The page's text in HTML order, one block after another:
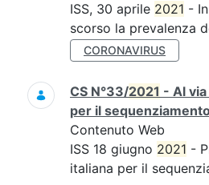
ISS, 30 aprile 2021 -
scorso la prevalenza
CORONAVIRUS
CS N°33/2021 - Al
per il
Contenuto Web
ISS 18 giugno 2021 -
italiana per il